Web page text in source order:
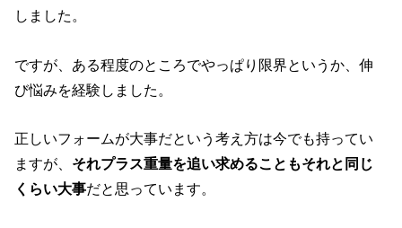
しました。
ですが、ある程度のところでやっぱり限界というか、伸
び悩みを経験しました。
正しいフォームが大事だという考え方は今でも持ってい
ますが、 それプラス重量を追い求めることもそれと同じ
くらい大事だと思っています。